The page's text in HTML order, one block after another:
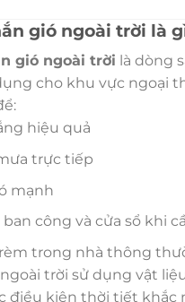
gió ngoài trời là
gió ngoài trời là dòng
cho khu vực ngoại
hiệu quả
trực tiếp
mạnh
công và cửa sổ khi
trong nhà thông
trời sử dụng vật
điều kiện thời tiết khắc